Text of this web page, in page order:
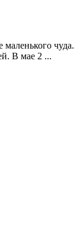
чуда.
В мае 2 ...